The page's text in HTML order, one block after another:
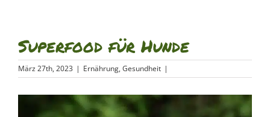
Superfood für Hunde
März 27th, 2023 | Ernährung, Gesundheit |